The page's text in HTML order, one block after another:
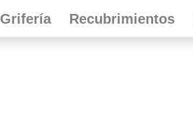
Grifería Recubrimientos